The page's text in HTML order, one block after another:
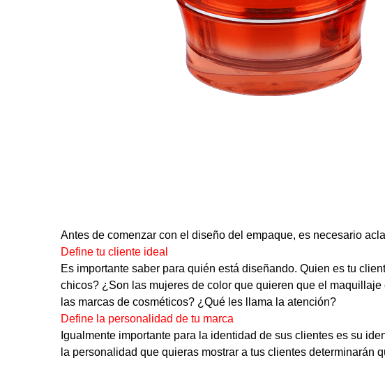
Antes de comenzar con el diseño del empaque, es necesario
Define tu cliente ideal
Es importante saber para quién está diseñando. Quien es tu
chicos? ¿Son las mujeres de color que quieren que el
las marcas de cosméticos? ¿Qué les llama la atención?
Define la personalidad de tu marca
Igualmente importante para la identidad de sus clientes es su
la personalidad que quieras mostrar a tus clientes determinarán